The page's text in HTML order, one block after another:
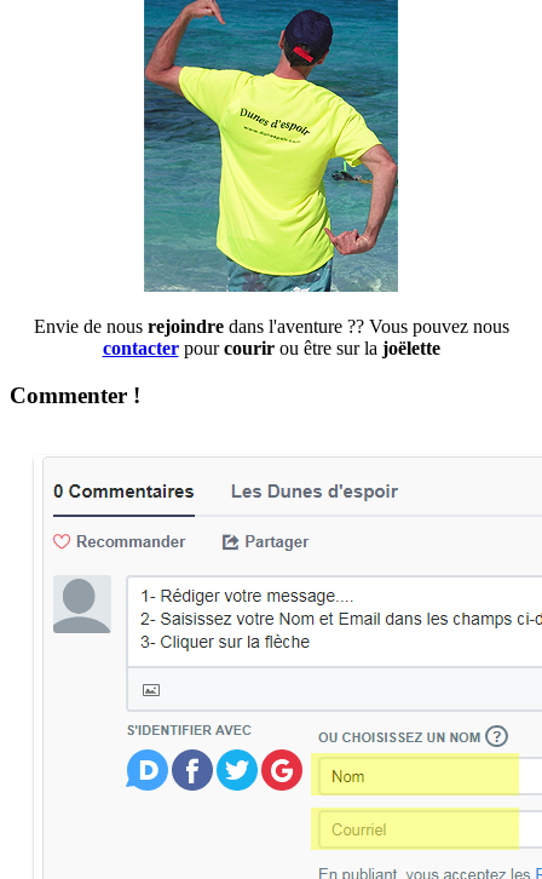
Envie de nous rejoindre dans l'aventure ?? Vous pouvez nous
contacterpourcourir ou être sur la joëlette
Commenter !